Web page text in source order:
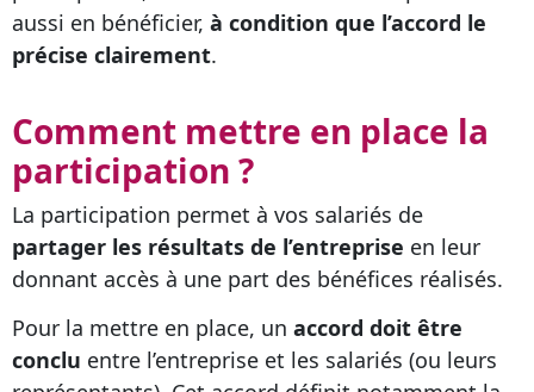
aussi en bénéficier, à condition que l’accord le
précise clairement.
Comment mettre en place la
participation ?
La participation permet à vos salariés de
partager les résultats de l’entreprise en leur
donnant accès à une part des bénéfices réalisés.
Pour la mettre en place, un accord doit être
conclu entre l’entreprise et les salariés (ou leurs